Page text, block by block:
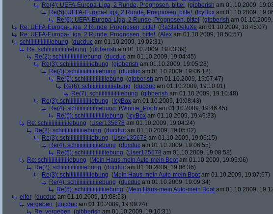
Re(4): UEFA-Europa-Liga, 2 Runde, Prognosen, bitte! (gibberish am 01.10.2009,
Re(5): UEFA-Europa-Liga, 2 Runde, Prognosen, bitte! ( IcyBox am 01.10.2009,
Re(6): UEFA-Europa-Liga, 2 Runde, Prognosen, bitte! (gibberish am
Re: UEFA-Europa-Liga, 2 Runde, Prognosen, bitte! (RaStaDeluXe am 01.10.2009, 18:45:07)
Re: UEFA-Europa-Liga, 2 Runde, Prognosen, bitte! (Alex am 01.10.2009, 18:50:57)
schiiiiiiiiiiiiiiiebung (ducduc am 01.10.2009, 19:02:31)
Re: schiiiiiiiiiiiiiiiebung (gibberish am 01.10.2009, 19:03:39)
Re(2): schiiiiiiiiiiiiiiiebung (ducduc am 01.10.2009, 19:04:45)
Re(3): schiiiiiiiiiiiiiiiebung (gibberish am 01.10.2009, 19:05:28)
Re(4): schiiiiiiiiiiiiiiiebung (ducduc am 01.10.2009, 19:06:12)
Re(5): schiiiiiiiiiiiiiiiebung (gibberish am 01.10.2009, 19:07:47)
Re(6): schiiiiiiiiiiiiiiiebung (ducduc am 01.10.2009, 19:10:01)
Re(7): schiiiiiiiiiiiiiiiebung (gibberish am 01.10.2009, 19:10:48)
Re(3): schiiiiiiiiiiiiiiiebung ( IcyBox am 01.10.2009, 19:08:43)
Re(4): schiiiiiiiiiiiiiiiebung (Winnie_Pooh am 01.10.2009, 19:46:45)
Re(5): schiiiiiiiiiiiiiiiebung ( IcyBox am 01.10.2009, 19:49:33)
Re: schiiiiiiiiiiiiiiiebung (User135678 am 01.10.2009, 19:04:24)
Re(2): schiiiiiiiiiiiiiiiebung (ducduc am 01.10.2009, 19:05:02)
Re(3): schiiiiiiiiiiiiiiiebung (User135678 am 01.10.2009, 19:06:15)
Re(4): schiiiiiiiiiiiiiiiebung (ducduc am 01.10.2009, 19:06:55)
Re(5): schiiiiiiiiiiiiiiiebung (User135678 am 01.10.2009, 19:08:58)
Re: schiiiiiiiiiiiiiiiebung (Mein Haus-mein Auto-mein Boot am 01.10.2009, 19:05:06)
Re(2): schiiiiiiiiiiiiiiiebung (ducduc am 01.10.2009, 19:06:36)
Re(3): schiiiiiiiiiiiiiiiebung (Mein Haus-mein Auto-mein Boot am 01.10.2009, 19:07:57)
Re(4): schiiiiiiiiiiiiiiiebung (ducduc am 01.10.2009, 19:09:34)
Re(5): schiiiiiiiiiiiiiiiebung (Mein Haus-mein Auto-mein Boot am 01.10.2009,
elfer (ducduc am 01.10.2009, 19:08:53)
vergeben (ducduc am 01.10.2009, 19:09:24)
Re: vergeben (gibberish am 01.10.2009, 19:10:31)